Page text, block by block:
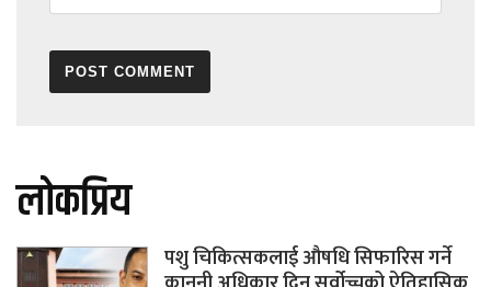
लोकप्रिय
पशु चिकित्सकलाई औषधि सिफारिस गर्ने